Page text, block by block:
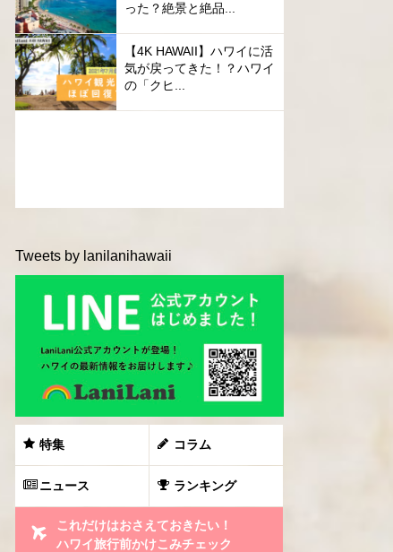
った？絶景と絶品...
【4K HAWAII】ハワイに活
気が戻ってきた！？ハワイ
の「クヒ...
Tweets by lanilanihawaii
特集 コラム
ニュース ランキング
これだけはおさえておきたい！
ハワイ旅行前かけこみチェック